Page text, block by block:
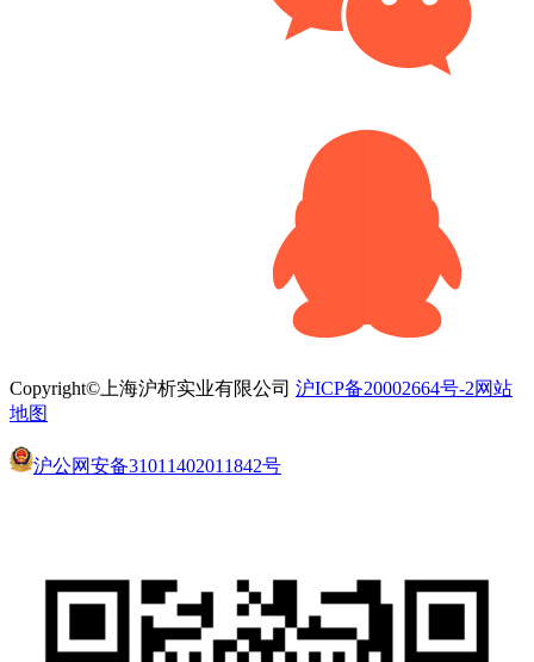
Copyright©上海沪析实业有限公司 沪ICP备20002664号-2网站
地图
沪公网安备31011402011842号